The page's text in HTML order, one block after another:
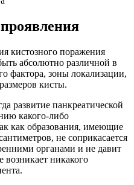
кистозного поражения
абсолютно различной в
фактора, зоны локализации,
кисты.
развитие панкреатической
какого-либо
как образования, имеющие
не соприкасается
органами и не давит
возникает никакого